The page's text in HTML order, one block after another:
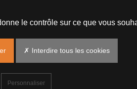
le contrôle sur ce que vous
✗ Interdire tous les cookies
Personnaliser